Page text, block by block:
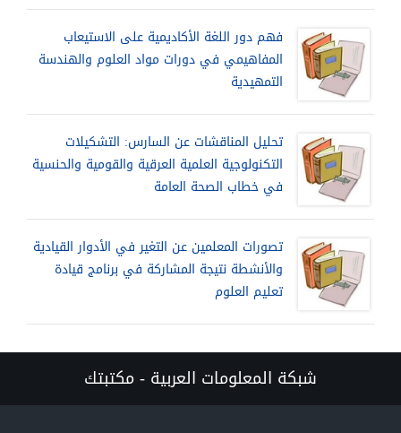
فهم دور اللغة الأكاديمية على الاستيعاب
المفاهيمي في دورات مواد العلوم والهندسة
التمهيدية
تحليل المناقشات عن السارس: التشكيلات
التكنولوجية العلمية العرقية والقومية والحنسية
في خطاب الصحة العامة
تصورات المعلمين عن التغير في الأدوار القيادية
والأنشطة نتيجة المشاركة في برنامج قيادة
تعليم العلوم
شبكة المعلومات العربية - مكتبتك